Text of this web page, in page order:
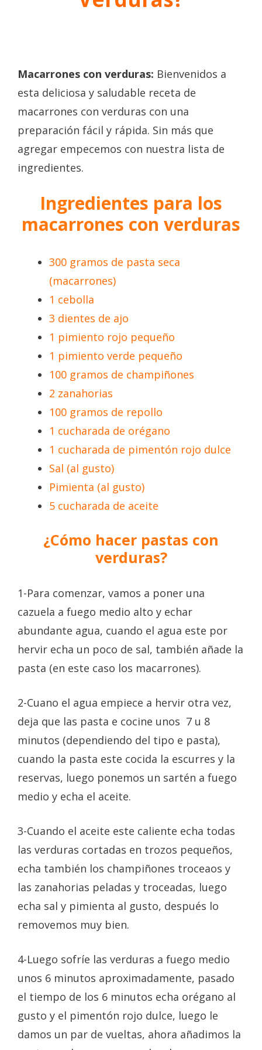
Macarrones con verduras: Bienvenidos a
esta deliciosa y saludable receta de
macarrones con verduras con una
preparación fácil y rápida. Sin más que
agregar empecemos con nuestra lista de
ingredientes.
Ingredientes para los
macarrones con verduras
300 gramos de pasta seca
(macarrones)
1 cebolla
3 dientes de ajo
1 pimiento rojo pequeño
1 pimiento verde pequeño
100 gramos de champiñones
2 zanahorias
100 gramos de repollo
1 cucharada de orégano
1 cucharada de pimentón rojo dulce
Sal (al gusto)
Pimienta (al gusto)
5 cucharada de aceite
¿Cómo hacer pastas con
verduras?
1-Para comenzar, vamos a poner una
cazuela a fuego medio alto y echar
abundante agua, cuando el agua este por
hervir echa un poco de sal, también añade la
pasta (en este caso los macarrones).
2-Cuano el agua empiece a hervir otra vez,
deja que las pasta e cocine unos 7 u 8
minutos (dependiendo del tipo e pasta),
cuando la pasta este cocida la escurres y la
reservas, luego ponemos un sartén a fuego
medio y echa el aceite.
3-Cuando el aceite este caliente echa todas
las verduras cortadas en trozos pequeños,
echa también los champiñones troceaos y
las zanahorias peladas y troceadas, luego
echa sal y pimienta al gusto, después lo
removemos muy bien.
4-Luego sofríe las verduras a fuego medio
unos 6 minutos aproximadamente, pasado
el tiempo de los 6 minutos echa orégano al
gusto y el pimentón rojo dulce, luego le
damos un par de vueltas, ahora añadimos la